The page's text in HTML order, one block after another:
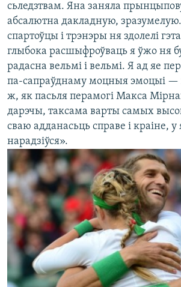
сьледзтвам. Яна заняла
абсалютна дакладную,
спартоўцы і трэнэры ня здолелі
глыбока расшыфроўваць я ўжо ня
радасна вельмі і вельмі. Я ад яе
па-сапраўднаму моцныя эмоцыі —
ж, як пасьля перамогі Макса
дарэчы, таксама варты самых
сваю адданасьць справе і краіне,
нарадзіўся».